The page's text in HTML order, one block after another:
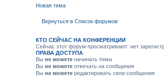
Новая тема
Вернуться в Список форумов
КТО СЕЙЧАС НА КОНФЕРЕНЦИИ
Сейчас этот форум просматривают: нет
ПРАВА ДОСТУПА
Вы не можете начинать темы
Вы не можете отвечать на сообщения
Вы не можете редактировать свои сообщения